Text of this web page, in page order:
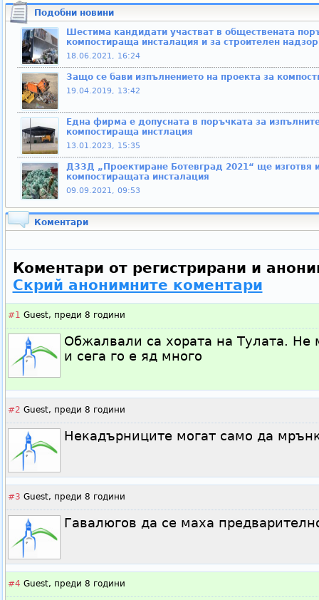
Подобни новини
Шестима кандидати участват в обществената
компостираща инсталация и за строителен надзор
18.06.2021, 16:24
Защо се бави изпълнението на проекта за
19.04.2019, 13:42
Една фирма е допусната в поръчката за
компостираща инстлация
13.01.2023, 15:35
ДЗЗД „Проектиране Ботевград 2021“ ще изготвя
компостиращата инсталация
09.09.2021, 09:53
Коментари
Коментари от регистрирани и
Скрий анонимните коментари
#1 Guest, преди 8 години
Обжалвали са хората на Тулата.
и сега го е яд много
#2 Guest, преди 8 години
Некадърниците могат само да
#3 Guest, преди 8 години
Гавалюгов да се маха
#4 Guest, преди 8 години